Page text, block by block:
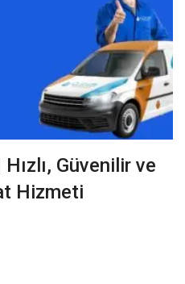
Güvenilir ve
Hizmeti